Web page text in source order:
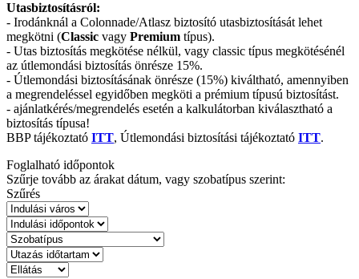
Utasbiztosításról:
- Irodánknál a Colonnade/Atlasz biztosító utasbiztosítását lehet
megkötni (Classic vagy Premium típus).
- Utas biztosítás megkötése nélkül, vagy classic típus megkötésénél
az útlemondási biztosítás önrésze 15%.
- Útlemondási biztosításának önrésze (15%) kiváltható, amennyiben
a megrendeléssel egyidőben megköti a prémium típusú biztosítást.
- ajánlatkérés/megrendelés esetén a kalkulátorban kiválasztható a
biztosítás típusa!
BBP tájékoztató ITT, Útlemondási biztosítási tájékoztató ITT.
Foglalható időpontok
Szűrje tovább az árakat dátum, vagy szobatípus szerint:
Szűrés